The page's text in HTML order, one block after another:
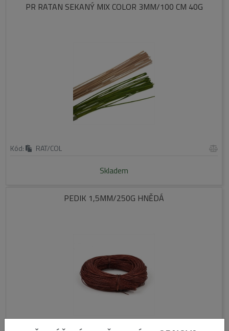
PR RATAN SEKANÝ MIX COLOR 3MM/100 CM 40G
Kód: RAT/COL
Skladem
PEDIK 1,5MM/250G HNĚDÁ